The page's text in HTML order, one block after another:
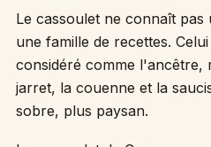
Le cassoulet ne connaît pas
une famille de recettes.
considéré comme l'ancêtre,
jarret, la couenne et la
sobre, plus paysan.